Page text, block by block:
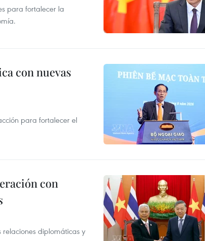
para fortalecer la
con nuevas
para fortalecer el
con
diplomáticas y